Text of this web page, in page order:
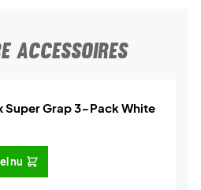
ACCESSOIRES
Super Grap 3-Pack White
nu